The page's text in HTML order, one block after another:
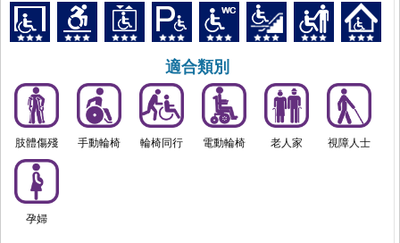
適合類別
肢體傷殘 手動輪椅 輪椅同行 電動輪椅 老人家 視障人士
孕婦